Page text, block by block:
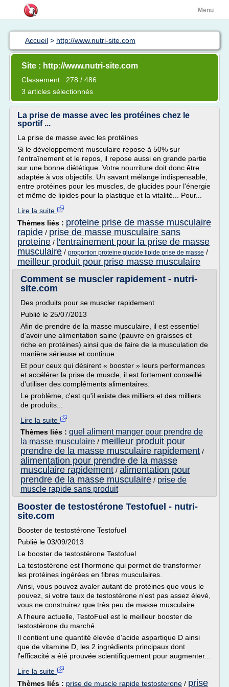
Menu
Accueil > http://www.nutri-site.com
Site : http://www.nutri-site.com
Classement : 278 / 486
3 articles sélectionnés
La prise de masse avec les protéines chez le
sportif ...
La prise de masse avec les protéines
Si le développement musculaire repose à 50% sur
l'entraînement et le repos, il repose aussi en grande partie
sur une bonne diététique. Votre nourriture doit donc être
adaptée à vos objectifs. Un savant mélange indispensable,
entre protéines pour les muscles, de glucides pour l'énergie
et même de lipides pour la plastique et la vitalité... Pour...
Lire la suite
Thèmes liés : proteine prise de masse musculaire
rapide / prise de masse musculaire sans
proteine / l'entrainement pour la prise de masse
musculaire / proportion proteine glucide lipide prise de masse /
meilleur produit pour prise masse musculaire
Comment se muscler rapidement - nutri-
site.com
Des produits pour se muscler rapidement
Publié le 25/07/2013
Afin de prendre de la masse musculaire, il est essentiel
d'avoir une alimentation saine (pauvre en graisses et
riche en protéines) ainsi que de faire de la musculation de
manière sérieuse et continue.
Et pour ceux qui désirent « booster » leurs performances
et accélérer la prise de muscle, il est fortement conseillé
d'utiliser des compléments alimentaires.
Le problème, c'est qu'il existe des milliers et des milliers
de produits...
Lire la suite
Thèmes liés : quel aliment manger pour prendre de
la masse musculaire / meilleur produit pour
prendre de la masse musculaire rapidement /
alimentation pour prendre de la masse
musculaire rapidement / alimentation pour
prendre de la masse musculaire / prise de
muscle rapide sans produit
Booster de testostérone Testofuel - nutri-
site.com
Booster de testostérone Testofuel
Publié le 03/09/2013
Le booster de testostérone Testofuel
La testostérone est l'hormone qui permet de transformer
les protéines ingérées en fibres musculaires.
Ainsi, vous pouvez avaler autant de protéines que vous le
pouvez, si votre taux de testostérone n'est pas assez élevé,
vous ne construirez que très peu de masse musculaire.
A l'heure actuelle, TestoFuel est le meilleur booster de
testostérone du marché.
Il contient une quantité élevée d'acide aspartique D ainsi
que de vitamine D, les 2 ingrédients principaux dont
l'efficacité a été prouvée scientifiquement pour augmenter...
Lire la suite
Thèmes liés : prise de muscle rapide testosterone / prise